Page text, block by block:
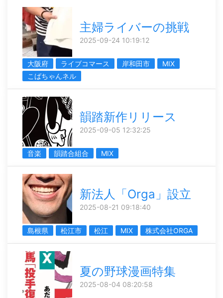
主婦ライバーの挑戦
2025-09-24 10:19:12
大阪府 ライブコマース 岸和田市
MIX
こばちゃんネル
韻踏新作リリース
2025-09-05 12:32:25
音楽 韻踏合組合 MIX
新法人「Orga」設立
2025-08-21 09:18:40
島根県 松江市 松江 MIX 株式会社ORGA
夏の野球漫画特集
2025-08-04 08:20:58